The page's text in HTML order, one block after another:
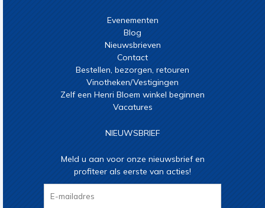
Evenementen
Blog
Nieuwsbrieven
Contact
Bestellen, bezorgen, retouren
Vinotheken/Vestigingen
Zelf een Henri Bloem winkel beginnen
Vacatures
NIEUWSBRIEF
Meld u aan voor onze nieuwsbrief en
profiteer als eerste van acties!